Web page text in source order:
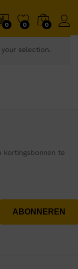
0 0 0
selection.
kortingsbonnen te